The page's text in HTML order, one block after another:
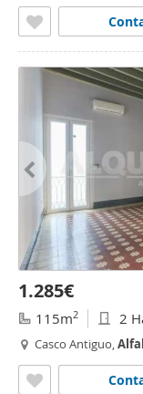
1.285€
115m2 2
Casco Antiguo,